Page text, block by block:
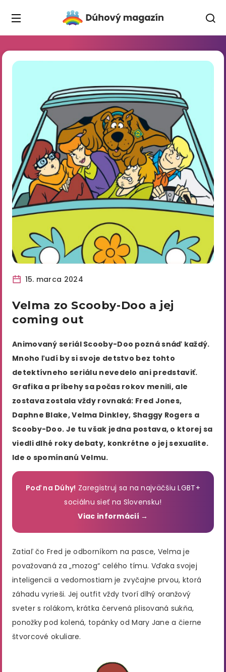
15. marca 2024
Velma zo Scooby-Doo a jej
coming out
Animovaný seriál Scooby-Doo pozná snáď každý.
Mnoho ľudí by si svoje detstvo bez tohto
detektívneho seriálu nevedelo ani predstaviť.
Grafika a príbehy sa počas rokov menili, ale
zostava zostala vždy rovnaká: Fred Jones,
Daphne Blake, Velma Dinkley, Shaggy Rogers a
Scooby-Doo. Je tu však jedna postava, o ktorej sa
viedli dlhé roky debaty, konkrétne o jej sexualite.
Ide o spomínanú Velmu.
Poď na Dúhy! Zaregistruj sa na najväčšiu LGBT+
sociálnu sieť na Slovensku!
Viac informácií →
Zatiaľ čo Fred je odborníkom na pasce, Velma je
považovaná za „mozog“ celého tímu. Vďaka svojej
inteligencii a vedomostiam je zvyčajne prvou, ktorá
záhadu vyrieši. Jej outfit vždy tvorí dlhý oranžový
sveter s rolákom, krátka červená plisovaná sukňa,
ponožky pod kolená, topánky od Mary Jane a čierne
štvorcové okuliare.